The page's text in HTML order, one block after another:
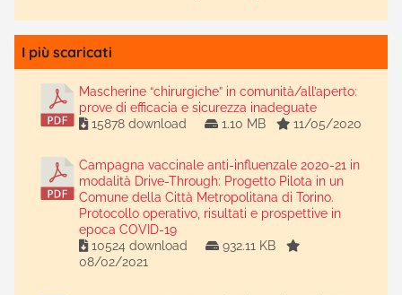
I più scaricati
Mascherine “chirurgiche” in comunità/all’aperto:
prove di efficacia e sicurezza inadeguate
15878 download
1.10 MB 11/05/2020
Campagna vaccinale anti-influenzale 2020-21 in
modalità Drive-Through: Progetto Pilota in un
Comune della Città Metropolitana di Torino.
Protocollo operativo, risultati e prospettive in
epoca COVID-19
10524 download
932.11 KB
08/02/2021